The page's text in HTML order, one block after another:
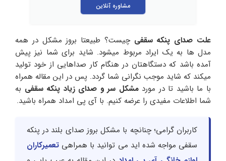
مشاوره آنلاین
علت صدای پنکه سقفی چیست؟ طبیعتا بروز مشکل در همه
مدل ها به یک ایراد مربوط میشود. شاید برای شما نیز پیش
آمده باشد که دستگاهتان در هنگام کار صداهایی از خود تولید
میکند که شاید موجب نگرانی شما گردد. پس در این مقاله همراه
با ما باشید تا در موردمشکل سر و صدای زیاد پنکه سقفی به
شما اطلاعات مفیدی را عرضه کنیم. با آی پی امداد همراه باشید.
کاربران گرامی؛ چنانچه با مشکل بروز صدای بلند در پنکه
سقفی مواجه شده اید می توانید با همراهی تعمیرکاران